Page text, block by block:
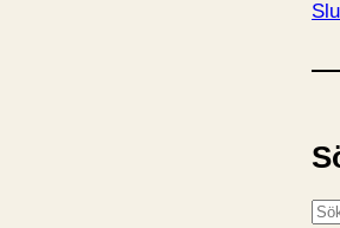
S